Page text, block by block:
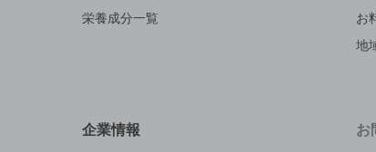
栄養成分一覧
お
地
企業情報 お